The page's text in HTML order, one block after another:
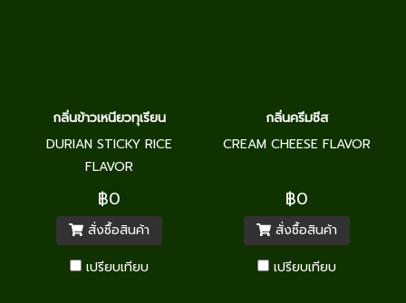
กลิ่นข้าวเหนียวทุเรียน
DURIAN STICKY RICE
FLAVOR
฿0
สั่งซื้อสินค้า
เปรียบเทียบ
กลิ่นครีมชีส
CREAM CHEESE FLAVOR
฿0
สั่งซื้อสินค้า
เปรียบเทียบ